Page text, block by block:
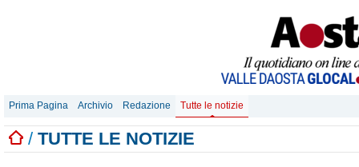
Prima Pagina Archivio Redazione Tutte le notizie
/ TUTTE LE NOTIZIE